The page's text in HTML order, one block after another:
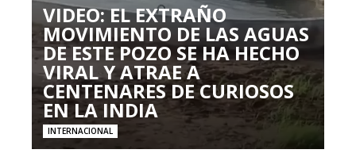
VIDEO: EL EXTRAÑO
MOVIMIENTO DE LAS AGUAS
DE ESTE POZO SE HA HECHO
VIRAL Y ATRAE A
CENTENARES DE CURIOSOS
EN LA INDIA
INTERNACIONAL